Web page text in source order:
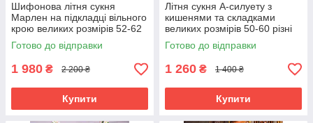
Шифонова літня сукня
Марлен на підкладці вільного
крою великих розмірів 52-62
різні кольори
Готово до відправки
1 980 ₴ 2 200 ₴
Купити
Літня сукня А-силуету з
кишенями та складками
великих розмірів 50-60 різні
кольори сіра
Готово до відправки
1 260 ₴ 1 400 ₴
Купити